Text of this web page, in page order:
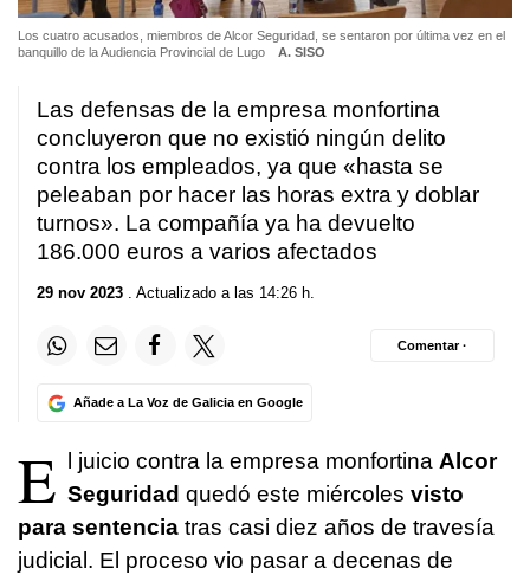
Los cuatro acusados, miembros de Alcor Seguridad, se sentaron por última vez en el
banquillo de la Audiencia Provincial de Lugo
A. SISO
Las defensas de la empresa monfortina
concluyeron que no existió ningún delito
contra los empleados, ya que «hasta se
peleaban por hacer las horas extra y doblar
turnos». La compañía ya ha devuelto
186.000 euros a varios afectados
29 nov 2023 . Actualizado a las 14:26 h.
Añade a La Voz de Galicia en Google
Comentar ·
E l juicio contra la empresa monfortina Alcor
Seguridad quedó este miércoles visto
para sentencia tras casi diez años de travesía
judicial. El proceso vio pasar a decenas de